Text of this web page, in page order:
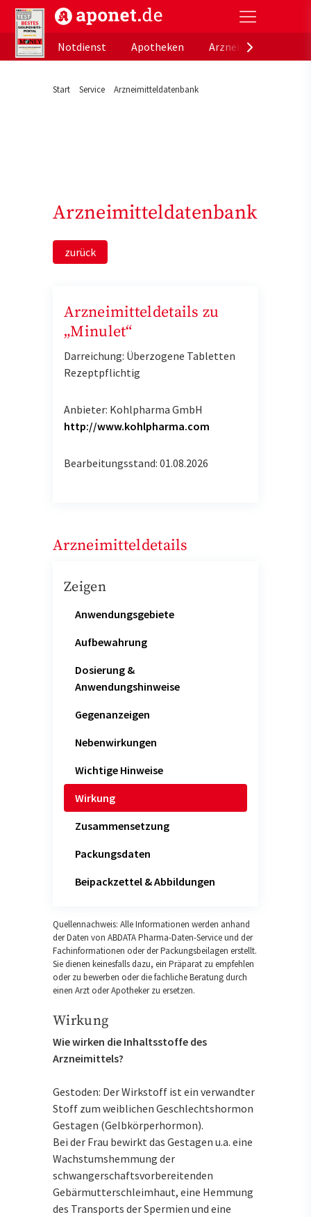
aponet.de - Das offizielle Gesundheitsportal der
Notdienst
Apotheken
Start Service Arzneimitteldatenbank
Arzneimitteldatenbank
zurück
Arzneimitteldetails zu
„Minulet“
Darreichung: Überzogene Tabletten
Rezeptpflichtig
Anbieter: Kohlpharma GmbH
http://www.kohlpharma.com
Bearbeitungsstand: 01.08.2026
Arzneimitteldetails
Zeigen
Anwendungsgebiete
Aufbewahrung
Dosierung &
Anwendungshinweise
Gegenanzeigen
Nebenwirkungen
Wichtige Hinweise
Wirkung
Zusammensetzung
Packungsdaten
Beipackzettel & Abbildungen
Quellennachweis: Alle Informationen werden anhand
der Daten von ABDATA Pharma-Daten-Service und der
Fachinformationen oder der Packungsbeilagen erstellt.
Sie dienen keinesfalls dazu, ein Präparat zu empfehlen
oder zu bewerben oder die fachliche Beratung durch
einen Arzt oder Apotheker zu ersetzen.
Wirkung
Wie wirken die Inhaltsstoffe des
Arzneimittels?
Gestoden: Der Wirkstoff ist ein verwandter
Stoff zum weiblichen Geschlechtshormon
Gestagen (Gelbkörperhormon).
Bei der Frau bewirkt das Gestagen u.a. eine
Wachstumshemmung der
schwangerschaftsvorbereitenden
Gebärmutterschleimhaut, eine Hemmung
des Transports der Spermien und eine